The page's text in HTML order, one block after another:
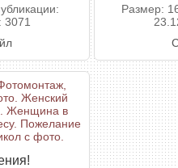
3071
Размер: